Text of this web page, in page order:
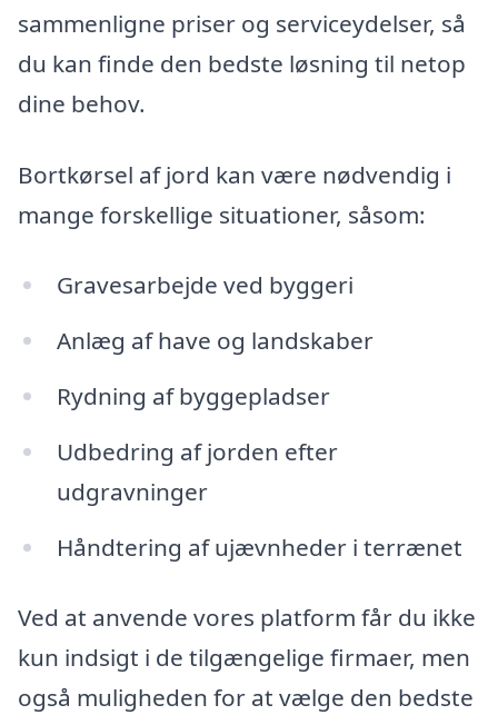
sammenligne priser og serviceydelser, så
du kan finde den bedste løsning til netop
dine behov.
Bortkørsel af jord kan være nødvendig i
mange forskellige situationer, såsom:
Gravesarbejde ved byggeri
Anlæg af have og landskaber
Rydning af byggepladser
Udbedring af jorden efter
udgravninger
Håndtering af ujævnheder i terrænet
Ved at anvende vores platform får du ikke
kun indsigt i de tilgængelige firmaer, men
også muligheden for at vælge den bedste